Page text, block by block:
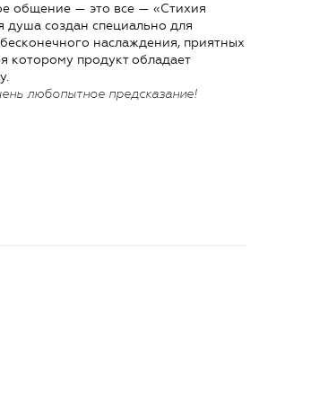
общение — это все — «Стихия
душа создан специально для
наслаждения, приятных
которому продукт обладает
любопытное предсказание!